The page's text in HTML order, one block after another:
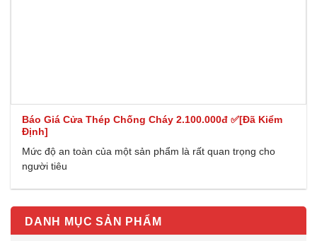
Báo Giá Cửa Thép Chống Cháy 2.100.000đ ✅[Đã Kiểm
Định]
Mức độ an toàn của một sản phẩm là rất quan trọng cho
người tiêu
DANH MỤC SẢN PHẨM